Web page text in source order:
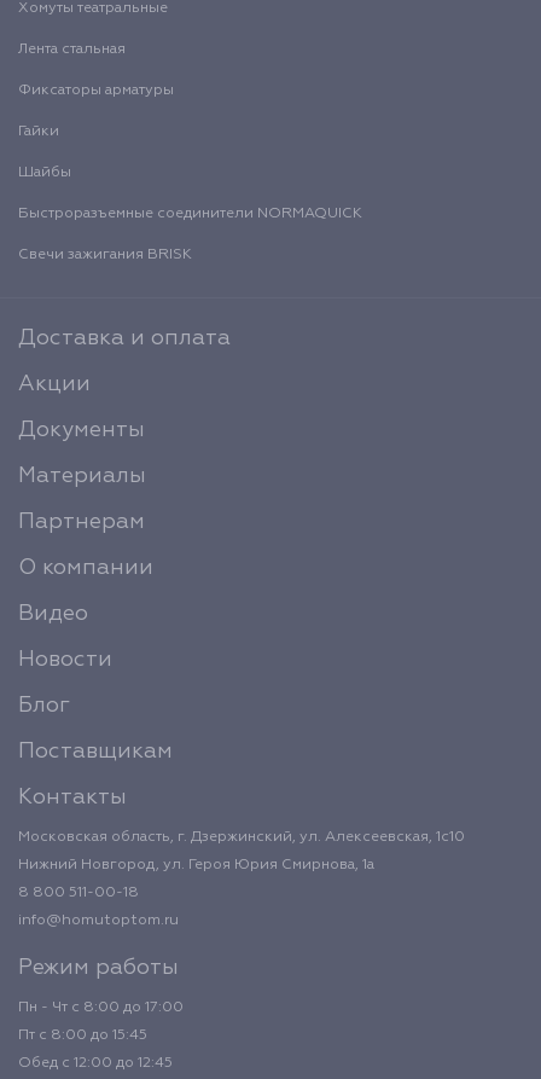
Хомуты театральные
Лента стальная
Фиксаторы арматуры
Гайки
Шайбы
Быстроразъемные соединители NORMAQUICK
Свечи зажигания BRISK
Доставка и оплата
Акции
Документы
Материалы
Партнерам
О компании
Видео
Новости
Блог
Поставщикам
Контакты
Московская область, г. Дзержинский, ул. Алексеевская, 1с10
Нижний Новгород, ул. Героя Юрия Смирнова, 1а
8 800 511-00-18
info@homutoptom.ru
Режим работы
Пн - Чт с 8:00 до 17:00
Пт с 8:00 до 15:45
Обед с 12:00 до 12:45